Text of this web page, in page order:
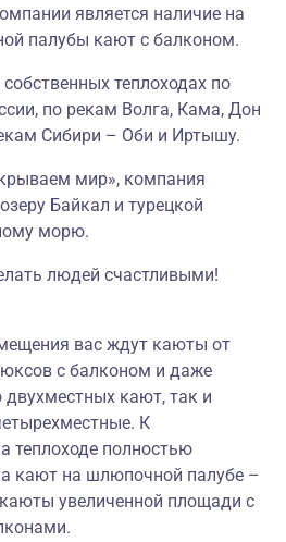
является наличие на
палубы кают с балконом.
теплоходах по
по рекам Волга, Кама, Дон
Сибири – Оби и Иртышу.
мир», компания
Байкал и турецкой
морю.
людей счастливыми!
вас ждут каюты от
с балконом и даже
кают, так и
К
теплоходе полностью
кают на шлюпочной палубе –
увеличенной площади с